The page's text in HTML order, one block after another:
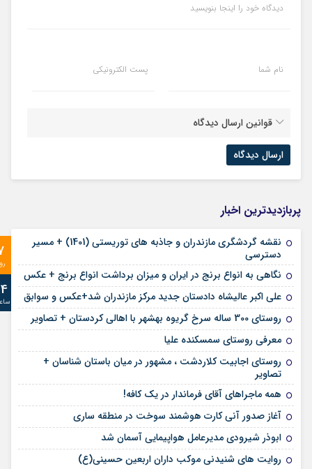
دیدگاه خود را اینجا بنویسید
نام شما پست الکترونیکی
قوانین ارسال دیدگاه
پربازدیدترین اخبار
نقشه گردشگری مازندران و جاذبه های توریستی (1401) + مسیر
دسترسی
نگاهی به انواع برنج در ایران و میزان برداشت انواع برنج + عکس
علی‌ اکبر عالیشاه دادستان جدید مرکز مازندران شد+عکس و سوابق
روستای 300 ساله سرخ ‌گریوه بهشهر با اهالی کردستان + تصاویر
معرفی روستای سمسکنده علیا
روستای اجابیت کلاردشت ، مشهور در میان باستان شناسان +
تصاویر
همه ماجراهای آقای فرماندار در یک کافه!
آغاز صدور آنی کارت هوشمند سوخت در منطقه ساری
ابوذر شیرودی مدیرعامل هواپیمایی آسمان شد
روایت های شنیدنی موکب داران اربعین حسینی(ع)